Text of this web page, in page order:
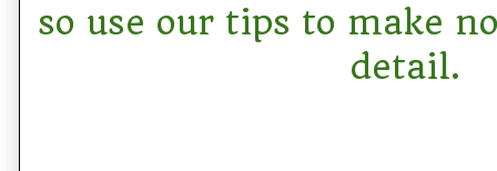
so use our tips to make
detail.